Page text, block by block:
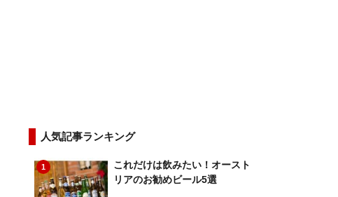
人気記事ランキング
1
これだけは飲みたい！オースト
リアのお勧めビール5選